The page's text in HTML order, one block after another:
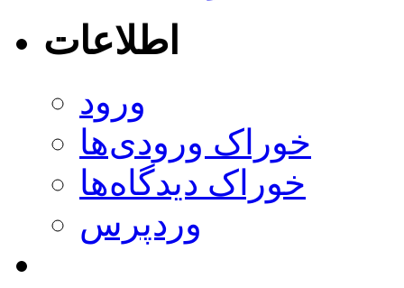
اطلاعات
ورود
خوراک ورودی‌ها
خوراک دیدگاه‌ها
وردپرس